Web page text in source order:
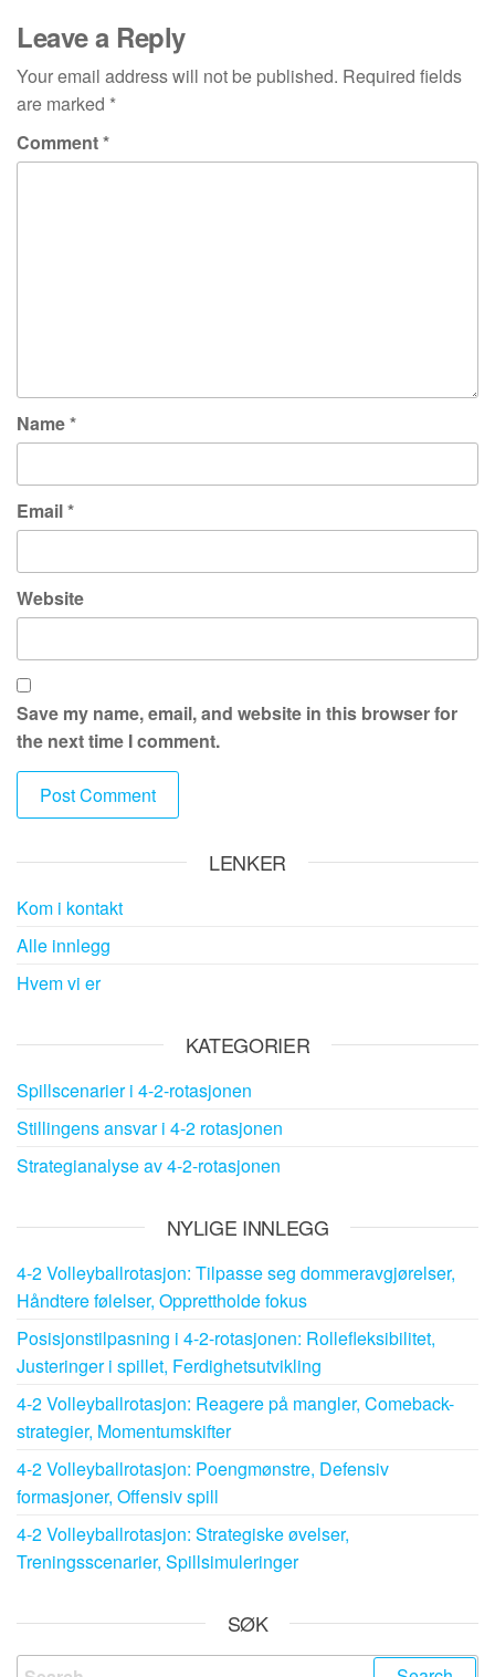
Leave a Reply
Your email address will not be published. Required fields
are marked *
Comment*
Name*
Email*
Website
Save my name, email, and website in this browser for
the next time I comment.
LENKER
Kom i kontakt
Alle innlegg
Hvem vi er
KATEGORIER
Spillscenarier i 4-2-rotasjonen
Stillingens ansvar i 4-2 rotasjonen
Strategianalyse av 4-2-rotasjonen
NYLIGE INNLEGG
4-2 Volleyballrotasjon: Tilpasse seg dommeravgjørelser,
Håndtere følelser, Opprettholde fokus
Posisjonstilpasning i 4-2-rotasjonen: Rollefleksibilitet,
Justeringer i spillet, Ferdighetsutvikling
4-2 Volleyballrotasjon: Reagere på mangler, Comeback-
strategier, Momentumskifter
4-2 Volleyballrotasjon: Poengmønstre, Defensiv
formasjoner, Offensiv spill
4-2 Volleyballrotasjon: Strategiske øvelser,
Treningsscenarier, Spillsimuleringer
SØK
Search